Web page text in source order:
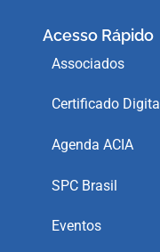
Acesso Rápido
Associados
Certificado Digital
Agenda ACIA
SPC Brasil
Eventos